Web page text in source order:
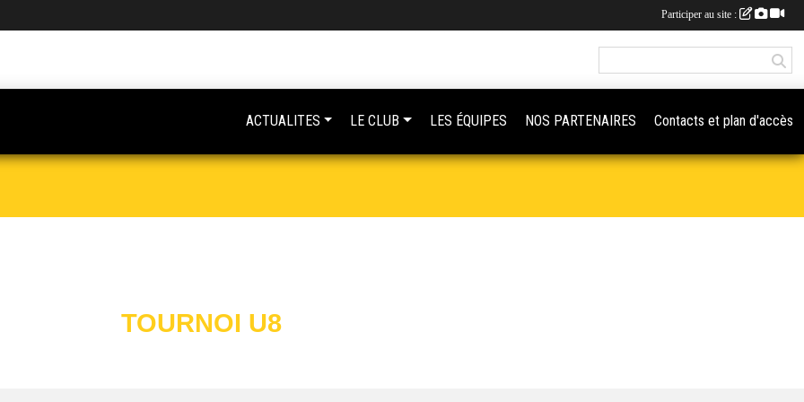
TOURNOI U8
ACTUALITES LE CLUB LES ÉQUIPES NOS PARTENAIRES Contacts et plan d'accès
Participer au site :